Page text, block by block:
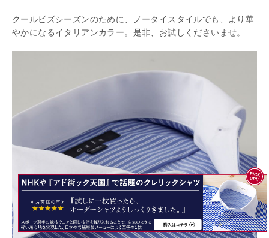
クールビズシーズンのために、ノータイスタイルでも、より華
やかになるイタリアンカラー。是非、お試しくださいませ。